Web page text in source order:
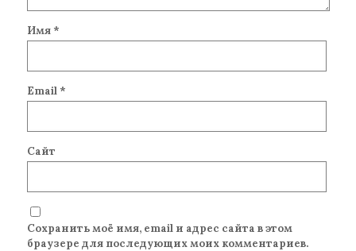
Имя *
Email *
Сайт
Сохранить моё имя, email и адрес сайта в этом
браузере для последующих моих комментариев.